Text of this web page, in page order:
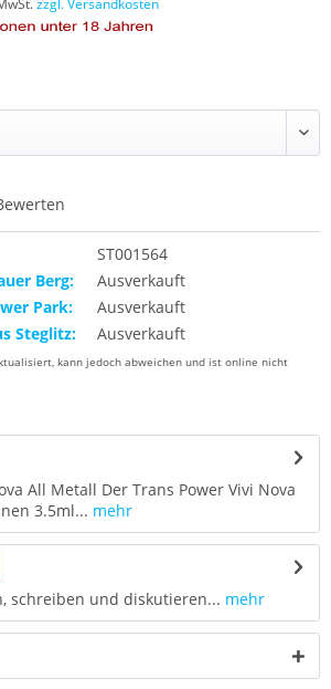
zzgl. Versandkosten
ST001564
Berg:
Ausverkauft
Park:
Ausverkauft
Steglitz:
Ausverkauft
kann jedoch abweichen und ist online nicht
All Metall Der Trans Power Vivi Nova
3.5ml... mehr
schreiben und diskutieren... mehr